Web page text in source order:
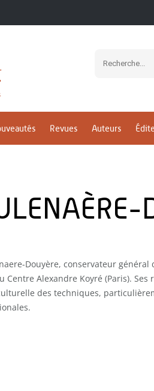
Revues Auteurs
Douyère, conservateur
Centre Alexandre Koyré (Paris).
des techniques,